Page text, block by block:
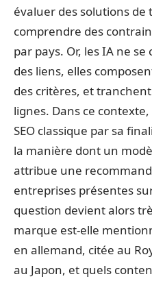
évaluer des solutions de
comprendre des
par pays. Or, les IA ne
des liens, elles
des critères, et
lignes. Dans ce
SEO classique par sa
la manière dont un
attribue une
entreprises présentes
question devient alors
marque est-elle
en allemand, citée au
au Japon, et quels